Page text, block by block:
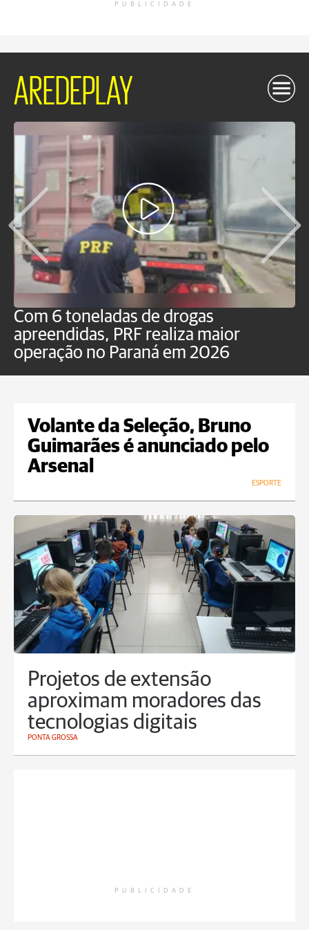
PUBLICIDADE
AREDEPLAY
Com 6 toneladas de drogas
apreendidas, PRF realiza maior
operação no Paraná em 2026
Volante da Seleção, Bruno
Guimarães é anunciado pelo
Arsenal
ESPORTE
Projetos de extensão
aproximam moradores das
tecnologias digitais
PONTA GROSSA
PUBLICIDADE